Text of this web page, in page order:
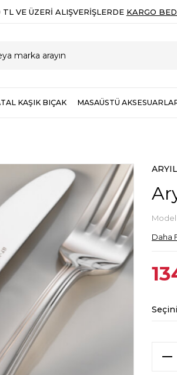
TL VE ÜZERI ALIŞVERIŞLERDE KARGO
KAŞIK BIÇAK MASAÜSTÜ
Model
Daha